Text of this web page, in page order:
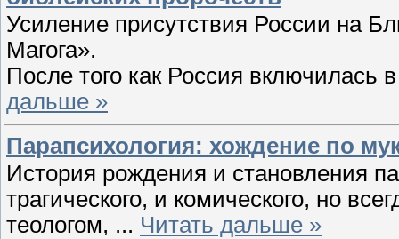
Усиление присутствия России на
Магога».
После того как Россия включилась
дальше »
Парапсихология: хождение по
История рождения и становления
трагического, и комического, но
теологом, ... Читать дальше »